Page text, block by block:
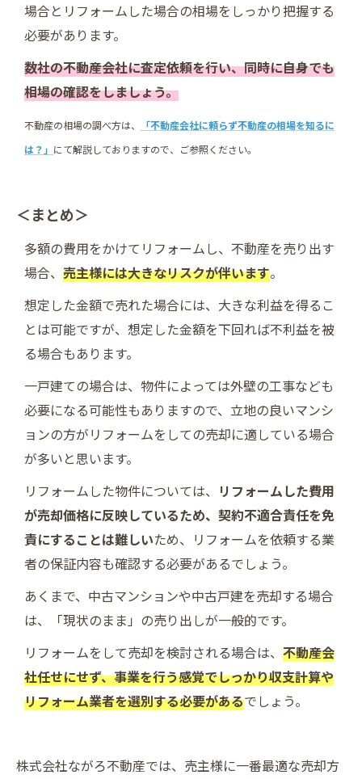
場合とリフォームした場合の相場をしっかり把握する
必要があります。
数社の不動産会社に査定依頼を行い、同時に自身でも
相場の確認をしましょう。
不動産の相場の調べ方は、
「不動産会社に頼らず不動産の相場を知るに
は？」 にて解説しておりますので、ご参照ください。
＜まとめ＞
多額の費用をかけてリフォームし、不動産を売り出す
場合、 売主様には大きなリスクが伴います。
想定した金額で売れた場合には、大きな利益を得るこ
とは可能ですが、想定した金額を下回れば不利益を被
る場合もあります。
一戸建ての場合は、物件によっては外壁の工事なども
必要になる可能性もありますので、立地の良いマンシ
ョンの方がリフォームをしての売却に適している場合
が多いと思います。
リフォームした物件については、 リフォームした費用
が売却価格に反映しているため、契約不適合責任を免
責にすることは難しいため、リフォームを依頼する業
者の保証内容も確認する必要があるでしょう。
あくまで、中古マンションや中古戸建を売却する場合
は、「現状のまま」の売り出しが一般的です。
リフォームをして売却を検討される場合は、 不動産会
社任せにせず、事業を行う感覚でしっかり収支計算や
リフォーム業者を選別する必要があるでしょう。
株式会社ながろ不動産では、売主様に一番最適な売却方